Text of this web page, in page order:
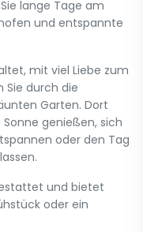
lange Tage am
und entspannte
mit viel Liebe zum
Sie durch die
Garten. Dort
genießen, sich
oder den Tag
und bietet
oder ein